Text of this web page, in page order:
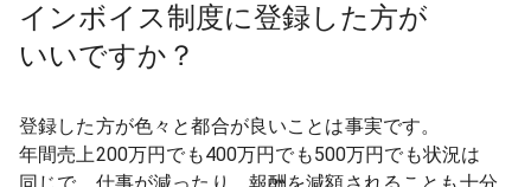
インボイス制度に登録した方が
いいですか？
登録した方が色々と都合が良いことは事実です。
年間売上200万円でも400万円でも500万円でも状況は